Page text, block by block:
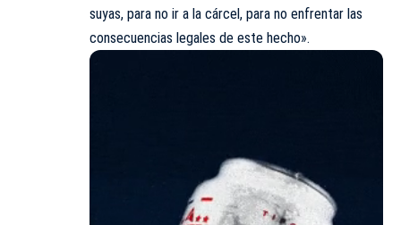
suyas, para no ir a la cárcel, para no enfrentar las
consecuencias legales de este hecho».